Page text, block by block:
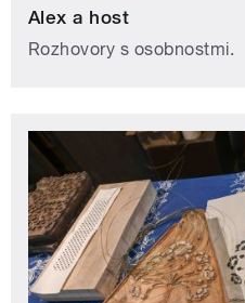
Alex a host
Rozhovory s osobnostmi.